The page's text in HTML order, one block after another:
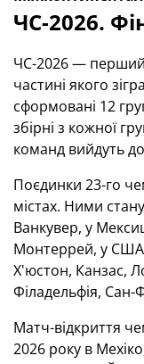
ЧС-2026.
ЧС-2026 — перший
частині якого
сформовані 12
збірні з кожної
команд вийдуть
Поєдинки 23-го
містах. Ними
Ванкувер, у
Монтеррей, у США
Х'юстон, Канзас,
Філадельфія, Сан-
Матч-відкриття
2026 року в